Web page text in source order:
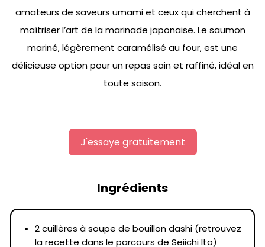
amateurs de saveurs umami et ceux qui cherchent à
maîtriser l’art de la marinade japonaise. Le saumon
mariné, légèrement caramélisé au four, est une
délicieuse option pour un repas sain et raffiné, idéal en
toute saison.
J'essaye gratuitement
Ingrédients
2 cuillères à soupe de bouillon dashi (retrouvez
la recette dans le parcours de Seiichi Ito)